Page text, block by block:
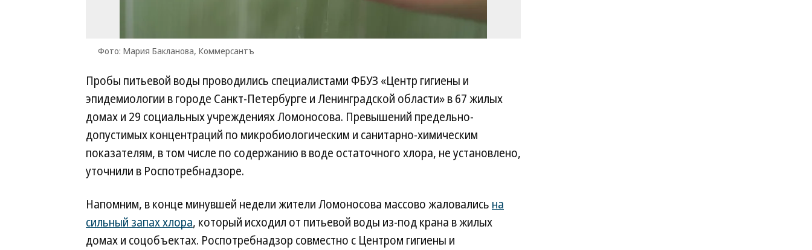
Фото: Мария Бакланова, Коммерсантъ
Пробы питьевой воды проводились специалистами ФБУЗ «Центр гигиены и
эпидемиологии в городе Санкт-Петербурге и Ленинградской области» в 67 жилых
домах и 29 социальных учреждениях Ломоносова. Превышений предельно-
допустимых концентраций по микробиологическим и санитарно-химическим
показателям, в том числе по содержанию в воде остаточного хлора, не установлено,
уточнили в Роспотребнадзоре.
Напомним, в конце минувшей недели жители Ломоносова массово жаловались на
сильный запах хлора, который исходил от питьевой воды из-под крана в жилых
домах и соцобъектах. Роспотребнадзор совместно с Центром гигиены и